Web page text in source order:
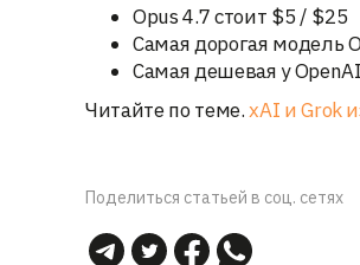
Opus 4.7 стоит $5 / $25
Самая дорогая модель
Самая дешевая у
Читайте по теме.xAI и Grok
Поделиться статьей в соц. сетях